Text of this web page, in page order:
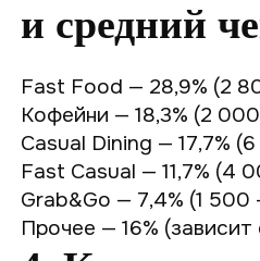
и средний
Fast Food — 28,9% (2
Кофейни — 18,3% (2
Casual Dining — 17,7%
Fast Casual — 11,7% (4
Grab&Go — 7,4% (1 500
Прочее — 16% (зависит